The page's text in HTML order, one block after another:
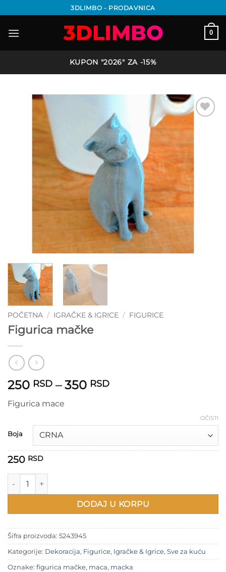
na
sadržaj
3DLIMBO - PRODAVNICA
0
KUPON "2026" ZA -15%
Add to
POČETNA / IGRAČKE & IGRICE / FIGURICE
Figurica mačke
250 RSD – 350 RSDRaspon
350 RSD
Figurica mace
Boja
OČISTI
250 RSD
Figurica mačke količina
DODAJ U KORPU
Šifra proizvoda: 5243945
Kategorije: Dekoracija, Figurice, Igračke & Igrice, Sve za kuću
Oznake: figurica mačke, maca, macka